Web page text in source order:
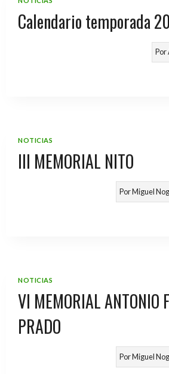
Calendario temporada
Por
NOTICIAS
III MEMORIAL NITO
PorMiguel
NOTICIAS
VI MEMORIAL ANTONIO
PRADO
PorMiguel